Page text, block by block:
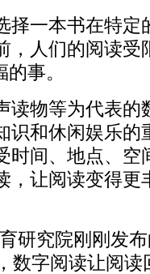
择一本书在特定
，人们的阅读受
事。
读物等为代表的
识和休闲娱乐的
时间、地点、空
，让阅读变得更
研究院刚刚发
数字阅读让阅读